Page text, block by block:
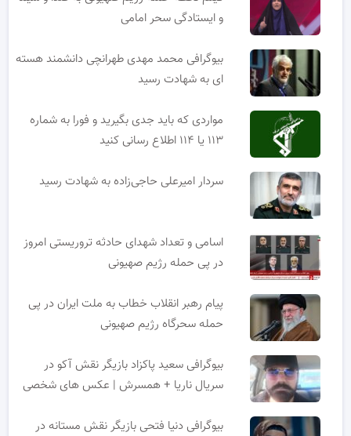
و ایستادگی سحر امامی
بیوگرافی محمد مهدی طهرانچی دانشمند هسته
ای به شهادت رسید
مواردی که باید جدی بگیرید و فورا به شماره
۱۱۳ یا ۱۱۴ اطلاع رسانی کنید
سردار امیرعلی حاجی‌زاده به شهادت رسید
اسامی و تعداد شهدای حادثه تروریستی امروز
در پی حمله رژیم صهیونی
پیام رهبر انقلاب خطاب به ملت ایران در پی
حمله سحرگاه رژیم صهیونی
بیوگرافی سعید پاکزاد بازیگر نقش آکو در
سریال ناریا + همسرش | عکس های شخصی
بیوگرافی دنیا فتحی بازیگر نقش مستانه در